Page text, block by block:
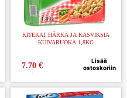
KITEKAT HÄRKÄ JA KASVIKSIA
KUIVARUOKA 1,8KG
7.70€
Lisää
ostoskoriin